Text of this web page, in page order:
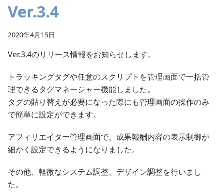
Ver.3.4
2020年4月15日
Ver.3.4のリリース情報をお知らせします。
トラッキングタグや任意のスクリプトを管理画面で一括管
理できるタグマネージャー機能しました。
タグの貼り替えが必要になった際にも管理画面の操作のみ
で簡単に設定ができます。
アフィリエイター管理画面で、成果報酬内容の表示制御が
細かく設定できるようになりました。
その他、軽微なシステム調整、デザイン調整を行いまし
た。